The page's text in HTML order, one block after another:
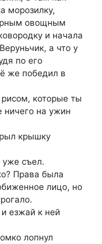
морозилку,
овощным
и начала
а что у
по его
же победил в
которые ты
ничего на ужин
крышку
съел.
Права была
лицо, но
езжай к ней
лопнул